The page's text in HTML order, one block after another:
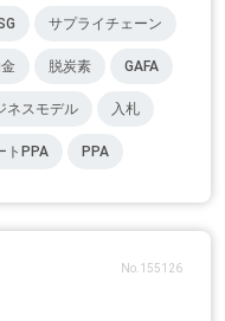
サプライチェーン
脱炭素 GAFA
ネスモデル 入札
トPPA PPA
No.155126